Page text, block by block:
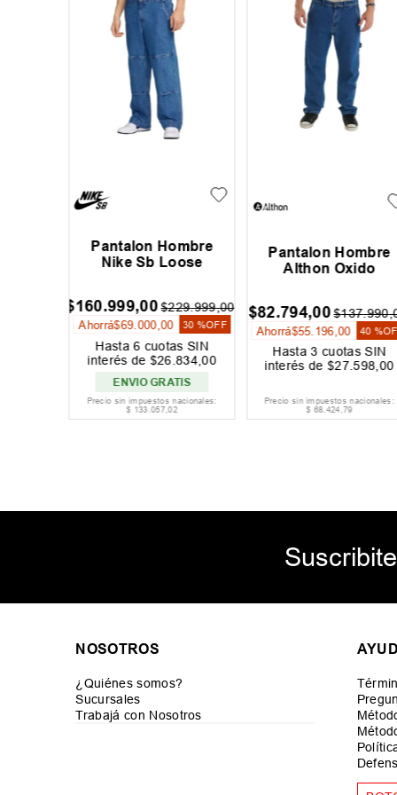
Pantalon Hombre
Nike Sb Loose
$160.999,00 $229.999,00
Ahorrá$69.000 ,00 30 %OFF
Hasta6 cuotas SIN
interés de$26 .834 ,00
ENVIO GRATIS
Precio sin impuestos nacionales:
$ 133.057,02
Pantalon Hombre
Althon Oxido
$82.794,00 $137.990,
Ahorrá$55. 196 ,00 40 %
Hasta3 cuotas SIN
interés de$27.598,00
Precio sin impuestos nacionales:
$ 68.424,79
NOSOTROS
¿Quiénes somos?
Sucursales
Trabajá con Nosotros